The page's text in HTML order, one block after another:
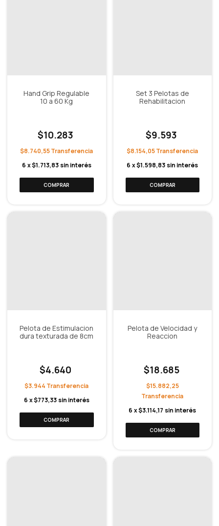
Hand Grip Regulable
10 a 60 Kg
$10.283
$8.740,55
6 x$1.713,83 sin interés
Set 3 Pelotas de
Rehabilitacion
$9.593
$8.154,05
6 x$1.598,83 sin interés
Pelota de Estimulacion
dura texturada de 8cm
$4.640
$3.944
6 x$773,33 sin interés
Pelota de Velocidad y
Reaccion
$18.685
$15.882,25
6 x$3.114,17 sin interés